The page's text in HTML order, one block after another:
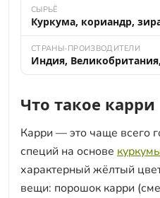
СЫРЬЁ
Куркума, кориандр,
СТРАНЫ-ПРОИЗВОДИТЕЛИ
Индия,
Что такое карри
Карри — это чаще всего
специй на основе
характерный жёлтый
вещи: порошок карри